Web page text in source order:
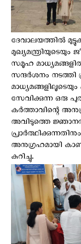
ദേവാലയത്തില്‍
മുഖ്യമന്ത്രിയുടെയും
സമൂഹ മാധ്യമങ്ങളില്‍
സന്ദര്‍ശനം നടത്തി
സേവിക്കുന്ന ഒരു
കർത്താവിന്റെ
അവിടുത്തെ
അനുഗ്രഹമായി
കുറിച്ചു.